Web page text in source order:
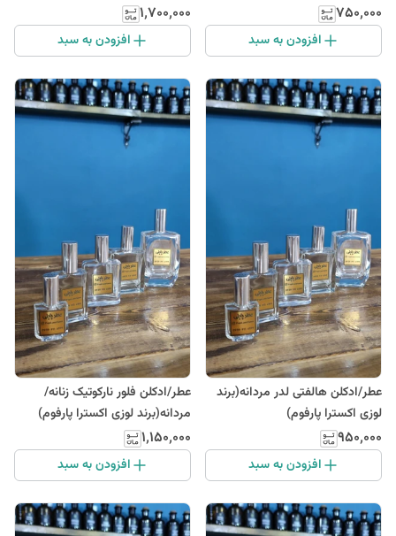
۷۵۰٬۰۰۰
افزودن به سبد
۱٬۷۰۰٬۰۰۰
افزودن به سبد
عطر/ادکلن هالفتی لدر مردانه(برند
لوزی اکسترا پارفوم)
۹۵۰٬۰۰۰
افزودن به سبد
عطر/ادکلن فلور نارکوتیک زنانه/
مردانه(برند لوزی اکسترا پارفوم)
۱٬۱۵۰٬۰۰۰
افزودن به سبد